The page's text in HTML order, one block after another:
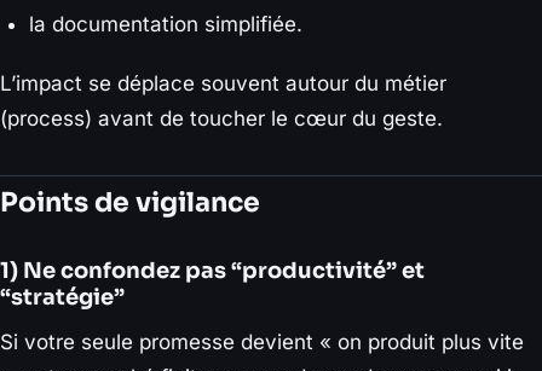
la documentation simplifiée.
L’impact se déplace souvent autour du métier
(process) avant de toucher le cœur du geste.
Points de vigilance
1) Ne confondez pas “productivité” et
“stratégie”
Si votre seule promesse devient « on produit plus vite